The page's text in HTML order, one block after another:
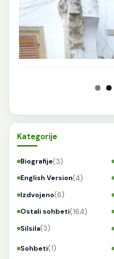
Kategorije
Biografije(3)
English Version(4)
Izdvojeno(6)
Ostali sohbeti(164)
Silsila(3)
Sohbeti(1)